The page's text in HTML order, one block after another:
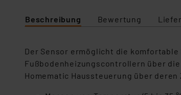
Beschreibung Bewertung
Der Sensor ermöglicht die
Fußbodenheizungscontrollern über die
Homematic Haussteuerung über